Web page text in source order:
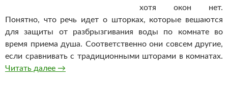
хотя окон нет.
Понятно, что речь идет о шторках, которые вешаются
для защиты от разбрызгивания воды по комнате во
время приема душа. Соответственно они совсем другие,
если сравнивать с традиционными шторами в комнатах.
Читать далее Красивые шторки для ванной
→